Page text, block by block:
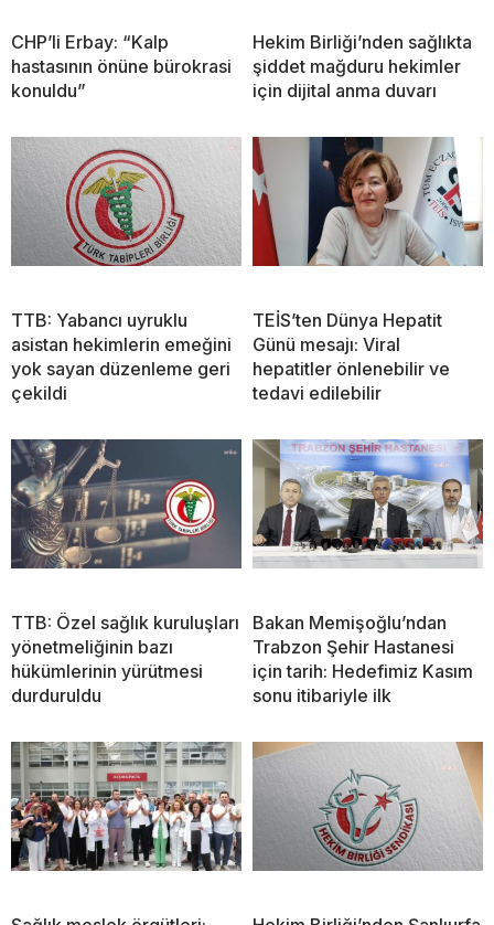
CHP’li Erbay: “Kalp
hastasının önüne bürokrasi
konuldu”
Hekim Birliği’nden sağlıkta
şiddet mağduru hekimler
için dijital anma duvarı
TTB: Yabancı uyruklu
asistan hekimlerin emeğini
yok sayan düzenleme geri
çekildi
TEİS’ten Dünya Hepatit
Günü mesajı: Viral
hepatitler önlenebilir ve
tedavi edilebilir
TTB: Özel sağlık kuruluşları
yönetmeliğinin bazı
hükümlerinin yürütmesi
durduruldu
Bakan Memişoğlu’ndan
Trabzon Şehir Hastanesi
için tarih: Hedefimiz Kasım
sonu itibariyle ilk